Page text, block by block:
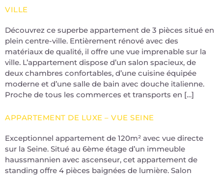
VILLE
Découvrez ce superbe appartement de 3 pièces situé en
plein centre-ville. Entièrement rénové avec des
matériaux de qualité, il offre une vue imprenable sur la
ville. L’appartement dispose d’un salon spacieux, de
deux chambres confortables, d’une cuisine équipée
moderne et d’une salle de bain avec douche italienne.
Proche de tous les commerces et transports en […]
APPARTEMENT DE LUXE – VUE SEINE
Exceptionnel appartement de 120m² avec vue directe
sur la Seine. Situé au 6ème étage d’un immeuble
haussmannien avec ascenseur, cet appartement de
standing offre 4 pièces baignées de lumière. Salon